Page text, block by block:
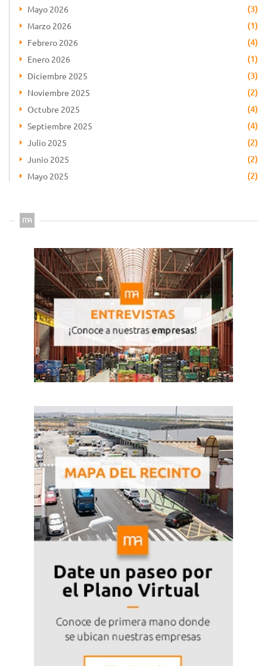
Mayo 2026 (3)
Marzo 2026 (1)
Febrero 2026 (4)
Enero 2026 (1)
Diciembre 2025 (3)
Noviembre 2025 (2)
Octubre 2025 (4)
Septiembre 2025 (4)
Julio 2025 (2)
Junio 2025 (2)
Mayo 2025 (2)